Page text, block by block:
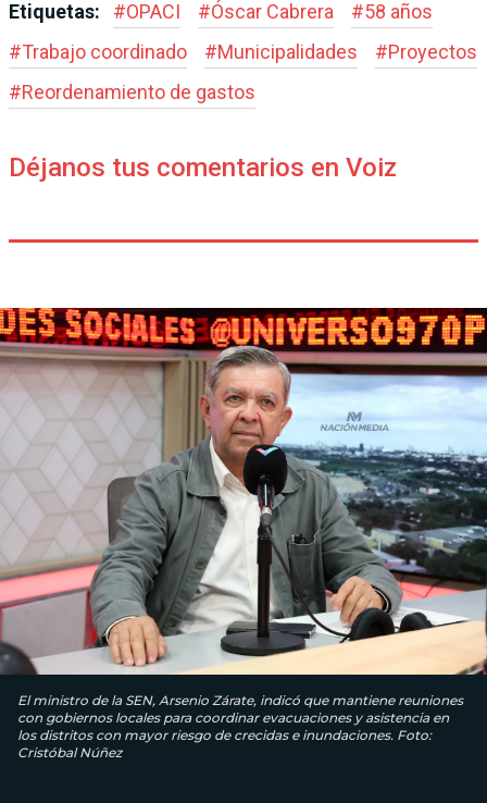
Etiquetas: #OPACI #Óscar Cabrera #58 años
#Trabajo coordinado #Municipalidades #Proyectos
#Reordenamiento de gastos
Déjanos tus comentarios en Voiz
El ministro de la SEN, Arsenio Zárate, indicó que mantiene reuniones
con gobiernos locales para coordinar evacuaciones y asistencia en
los distritos con mayor riesgo de crecidas e inundaciones. Foto:
Cristóbal Núñez